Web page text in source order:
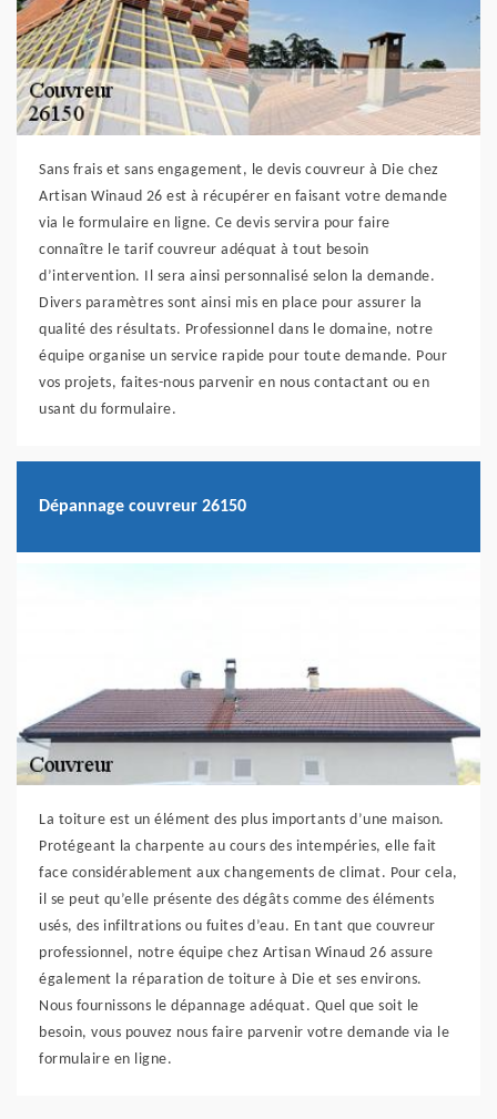
Sans frais et sans engagement, le devis couvreur à Die chez
Artisan Winaud 26 est à récupérer en faisant votre demande
via le formulaire en ligne. Ce devis servira pour faire
connaître le tarif couvreur adéquat à tout besoin
d’intervention. Il sera ainsi personnalisé selon la demande.
Divers paramètres sont ainsi mis en place pour assurer la
qualité des résultats. Professionnel dans le domaine, notre
équipe organise un service rapide pour toute demande. Pour
vos projets, faites-nous parvenir en nous contactant ou en
usant du formulaire.
Dépannage couvreur 26150
La toiture est un élément des plus importants d’une maison.
Protégeant la charpente au cours des intempéries, elle fait
face considérablement aux changements de climat. Pour cela,
il se peut qu’elle présente des dégâts comme des éléments
usés, des infiltrations ou fuites d’eau. En tant que couvreur
professionnel, notre équipe chez Artisan Winaud 26 assure
également la réparation de toiture à Die et ses environs.
Nous fournissons le dépannage adéquat. Quel que soit le
besoin, vous pouvez nous faire parvenir votre demande via le
formulaire en ligne.